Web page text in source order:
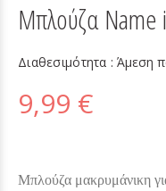
Μπλούζα Name
Διαθεσιμότητα :Άμεση
9,99 €
Μπλούζα μακρυμάνικη